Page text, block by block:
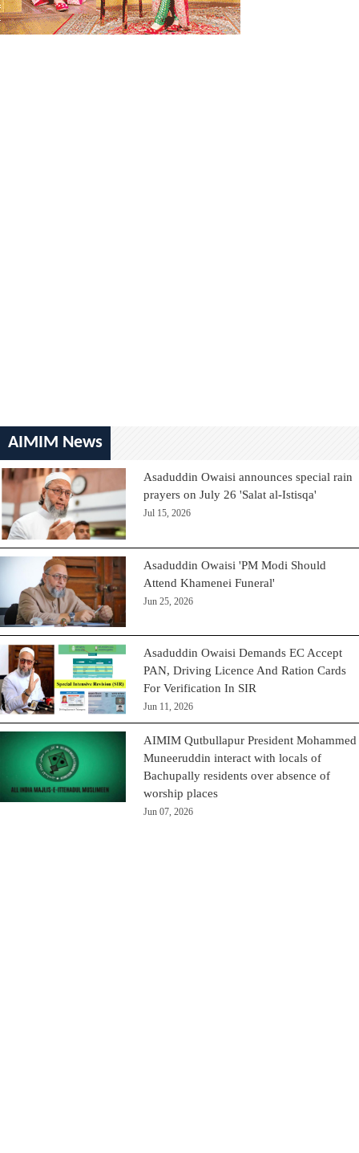
AIMIM News
Asaduddin Owaisi announces special rain
prayers on July 26 'Salat al-Istisqa'
Jul 15, 2026
Asaduddin Owaisi 'PM Modi Should
Attend Khamenei Funeral'
Jun 25, 2026
Asaduddin Owaisi Demands EC Accept
PAN, Driving Licence And Ration Cards
For Verification In SIR
Jun 11, 2026
AIMIM Qutbullapur President Mohammed
Muneeruddin interact with locals of
Bachupally residents over absence of
worship places
Jun 07, 2026